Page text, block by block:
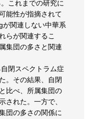
これまでの研究に
能性が指摘されて
が関連しない中華系
らが関連するこ
集団の多さと関連
閉スペクトラム症
。その結果、自閉
比べ、所属集団の
された。一方で、
団の多さの関係に